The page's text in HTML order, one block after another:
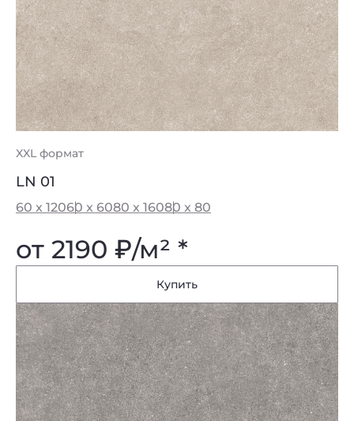
XXL формат
LN 01
60 x 12060 x 6080 x 16080 x 80
от 2190 ₽/м² *
Купить